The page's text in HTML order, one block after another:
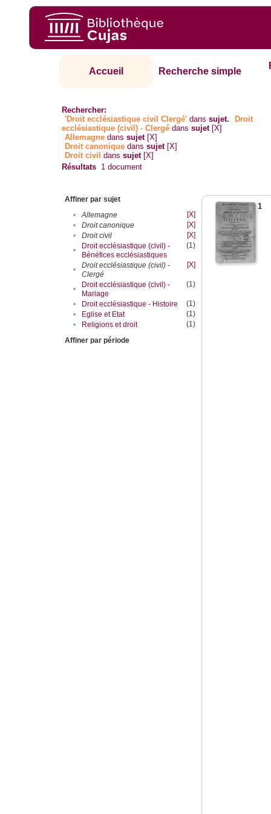
Accueil Recherche simple
Rechercher:
'Droit ecclésiastique civil Clergé' danssujet.
Droit
ecclésiastique (civil) - Clergé danssujet [X]
Allemagne danssujet [X]
Droit canonique danssujet [X]
Droit civil danssujet [X]
Résultats 1 document
Affiner par sujet
•
Allemagne
[X]
•
Droit canonique
[X]
•
Droit civil
[X]
•
Droit ecclésiastique (civil) -
Bénéfices ecclésiastiques
(1)
•
Droit ecclésiastique (civil) -
Clergé
[X]
•
Droit ecclésiastique (civil) -
Mariage
(1)
• Droit ecclésiastique - Histoire
(1)
•
Eglise et Etat
(1)
•
Religions et droit
(1)
Affiner par période
1